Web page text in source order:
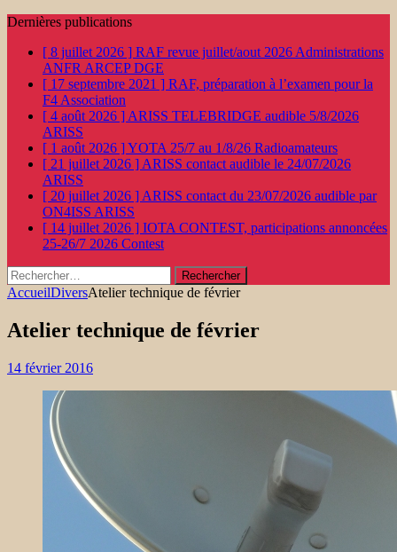
Dernières publications
[ 8 juillet 2026 ] RAF revue juillet/aout 2026 Administrations
ANFR ARCEP DGE
[ 17 septembre 2021 ] RAF, préparation à l’examen pour la
F4 Association
[ 4 août 2026 ] ARISS TELEBRIDGE audible 5/8/2026
ARISS
[ 1 août 2026 ]YOTA 25/7 au 1/8/26 Radioamateurs
[ 21 juillet 2026 ] ARISS contact audible le 24/07/2026
ARISS
[ 20 juillet 2026 ] ARISS contact du 23/07/2026 audible par
ON4ISS ARISS
[ 14 juillet 2026 ] IOTA CONTEST, participations annoncées
25-26/7 2026 Contest
Rechercher :
AccueilDiversAtelier technique de février
Atelier technique de février
14 février 2016